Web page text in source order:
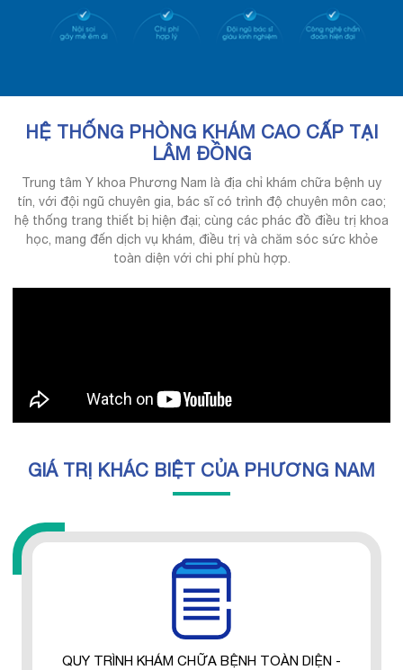
HỆ THỐNG PHÒNG KHÁM CAO CẤP TẠI
LÂM ĐỒNG
Trung tâm Y khoa Phương Nam là địa chỉ khám chữa bệnh uy
tín, với đội ngũ chuyên gia, bác sĩ có trình độ chuyên môn cao;
hệ thống trang thiết bị hiện đại; cùng các phác đồ điều trị khoa
học, mang đến dịch vụ khám, điều trị và chăm sóc sức khỏe
toàn diện với chi phí phù hợp.
GIÁ TRỊ KHÁC BIỆT CỦA PHƯƠNG NAM
QUY TRÌNH KHÁM CHỮA BỆNH TOÀN DIỆN -